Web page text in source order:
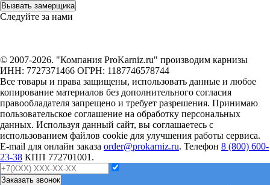
Вызвать замерщика
Следуйте за нами
© 2007-2026. "Компания ProKarniz.ru" производим карнизы
ИНН: 7727371466 ОГРН: 1187746578744
Все товары и права защищены, использовать данные и любое
копирование материалов без дополнительного согласия
правообладателя запрещено и требует разрешения. Принимаю
пользовательское соглашение на обработку персональных
данных. Используя данный сайт, вы соглашаетесь с
использованием файлов cookie для улучшения работы сервиса.
E-mail для онлайн заказа order@prokarniz.ru. Телефон 8 (800) 600-
23-38 КПП 772701001.
Заказать звонок